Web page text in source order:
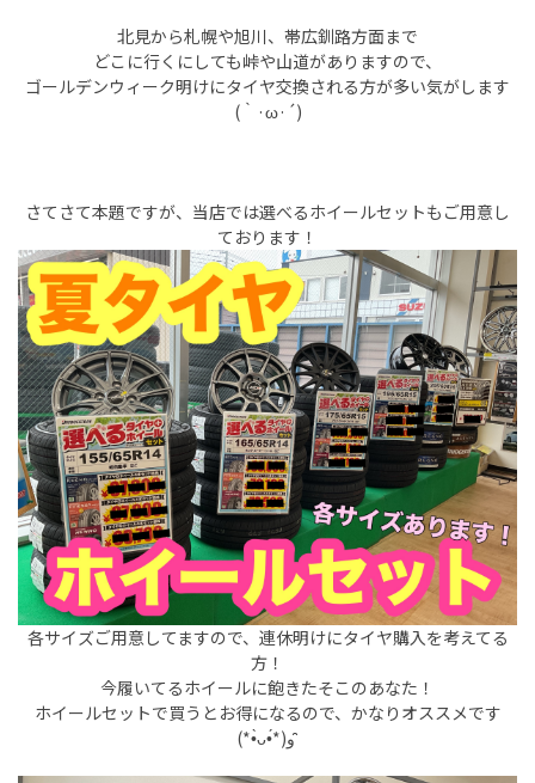
北見から札幌や旭川、帯広釧路方面まで
どこに行くにしても峠や山道がありますので、
ゴールデンウィーク明けにタイヤ交換される方が多い気がします
(｀·ω·´)
さてさて本題ですが、当店では選べるホイールセットもご用意し
ております！
各サイズご用意してますので、連休明けにタイヤ購入を考えてる
方！
今履いてるホイールに飽きたそこのあなた！
ホイールセットで買うとお得になるので、かなりオススメです
(*•̀ᴗ•́*)و ̑̑